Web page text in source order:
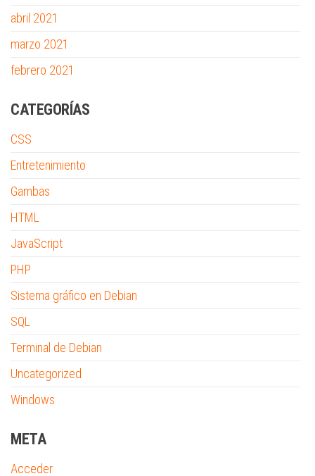
abril 2021
marzo 2021
febrero 2021
CATEGORÍAS
CSS
Entretenimiento
Gambas
HTML
JavaScript
PHP
Sistema gráfico en Debian
SQL
Terminal de Debian
Uncategorized
Windows
META
Acceder